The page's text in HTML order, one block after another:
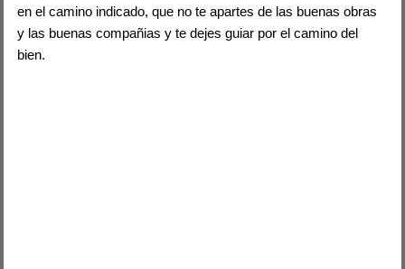
en el camino indicado, que no te apartes de las buenas obras
y las buenas compañias y te dejes guiar por el camino del
bien.